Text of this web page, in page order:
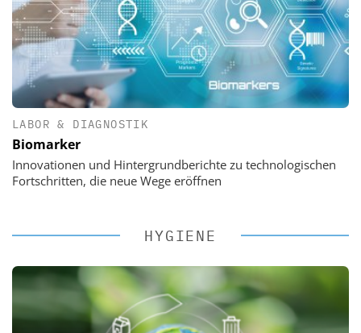
LABOR & DIAGNOSTIK
Biomarker
Innovationen und Hintergrundberichte zu technologischen
Fortschritten, die neue Wege eröffnen
HYGIENE